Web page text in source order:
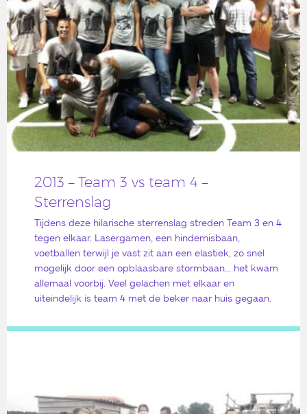
2013 – Team 3 vs team 4 –
Sterrenslag
Tijdens deze hilarische sterrenslag streden Team 3 en 4
tegen elkaar. Lasergamen, een hindernisbaan,
voetballen terwijl je vast zit aan een elastiek, zo snel
mogelijk door een opblaasbare stormbaan… het kwam
allemaal voorbij. Veel gelachen met elkaar en
uiteindelijk is team 4 met de beker naar huis gegaan.